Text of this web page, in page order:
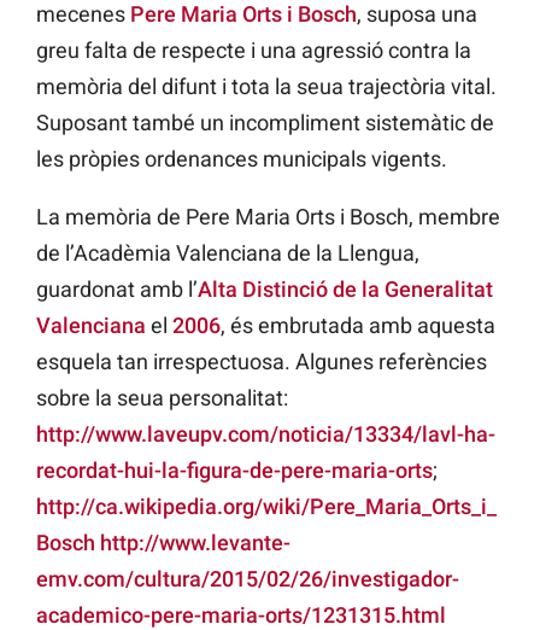
mecenes Pere Maria Orts i Bosch, suposa una
greu falta de respecte i una agressió contra la
memòria del difunt i tota la seua trajectòria vital.
Suposant també un incompliment sistemàtic de
les pròpies ordenances municipals vigents.
La memòria de Pere Maria Orts i Bosch, membre
de l’Acadèmia Valenciana de la Llengua,
guardonat amb l’Alta Distinció de la Generalitat
Valenciana el 2006, és embrutada amb aquesta
esquela tan irrespectuosa. Algunes referències
sobre la seua personalitat:
http://www.laveupv.com/noticia/13334/lavl-ha-
recordat-hui-la-figura-de-pere-maria-orts;
http://ca.wikipedia.org/wiki/Pere_Maria_Orts_i_
Bosch http://www.levante-
emv.com/cultura/2015/02/26/investigador-
academico-pere-maria-orts/1231315.html